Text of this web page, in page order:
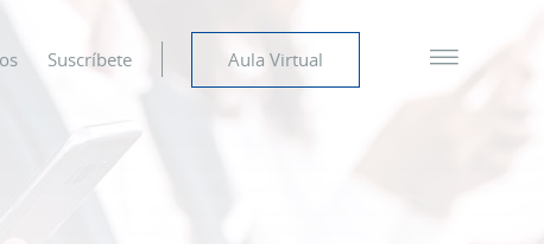
Suscríbete Aula Virtual